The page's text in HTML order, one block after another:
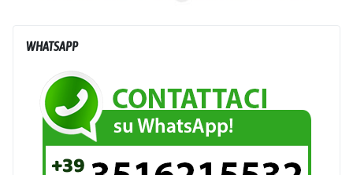
WHATSAPP